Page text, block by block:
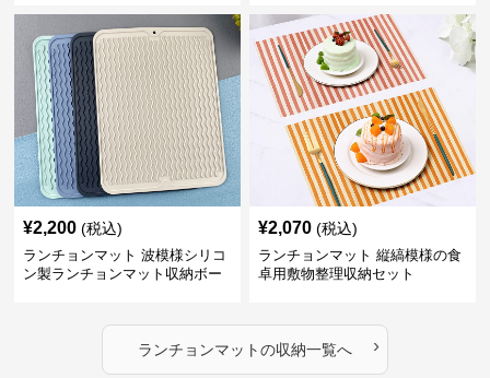
¥2,200 (税込)
ランチョンマット 波模様シリコ
ン製ランチョンマット収納ボー
¥2,070 (税込)
ランチョンマット 縦縞模様の食
卓用敷物整理収納セット
ランチョンマットの収納一覧へ ›